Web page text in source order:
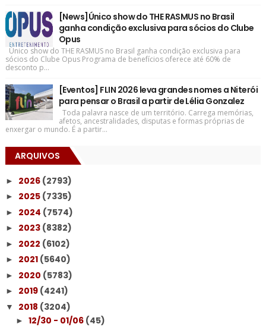
[News]Único show do THE RASMUS no Brasil
ganha condição exclusiva para sócios do Clube
Opus
Único show do THE RASMUS no Brasil ganha condição exclusiva para
sócios do Clube Opus Programa de benefícios oferece até 60% de
desconto p...
[Eventos] FLIN 2026 leva grandes nomes a Niterói
para pensar o Brasil a partir de Lélia Gonzalez
Toda palavra nasce de um território. Carrega memórias,
afetos, ancestralidades, disputas e formas próprias de
enxergar o mundo. É a partir...
ARQUIVOS
► 2026 (2793)
► 2025 (7335)
► 2024 (7574)
► 2023 (8382)
► 2022 (6102)
► 2021 (5640)
► 2020 (5783)
► 2019 (4241)
▼ 2018 (3204)
► 12/30 - 01/06 (45)